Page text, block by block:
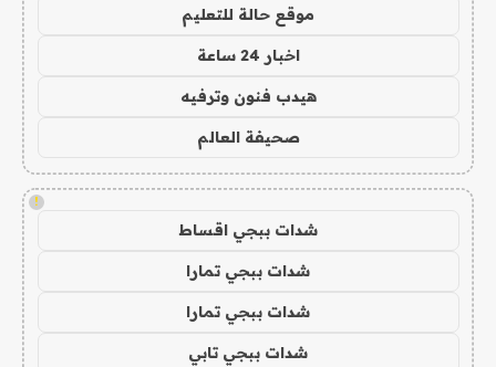
موقع حالة للتعليم
اخبار 24 ساعة
هيدب فنون وترفيه
صحيفة العالم
!
شدات ببجي اقساط
شدات ببجي تمارا
شدات ببجي تمارا
شدات ببجي تابي